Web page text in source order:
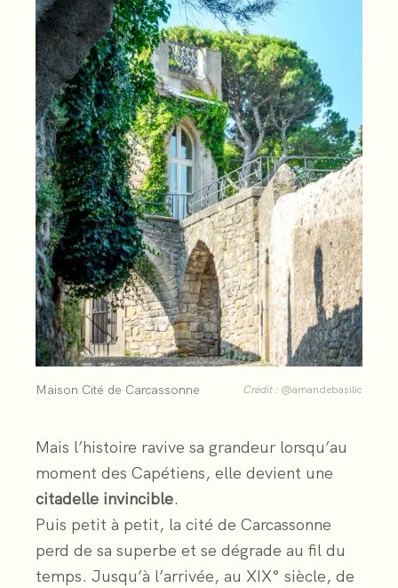
Maison Cité de Carcassonne Crédit : @amandebasilic
Mais l’histoire ravive sa grandeur lorsqu’au
moment des Capétiens, elle devient une
citadelle invincible.
Puis petit à petit, la cité de Carcassonne
perd de sa superbe et se dégrade au fil du
temps. Jusqu’à l’arrivée, au XIX° siècle, de